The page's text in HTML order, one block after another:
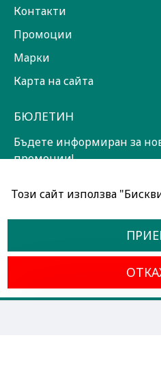
Контакти
Промоции
Марки
Карта на сайта
БЮЛЕТИН
Бъдете информиран за
промоции!
Прочетох и съм съгласен сОбщи
Всички права запазени ©
Този сайт използва